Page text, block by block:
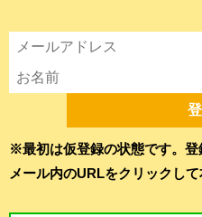
※最初は仮登録の状態です。登
メール内のURLをクリックして